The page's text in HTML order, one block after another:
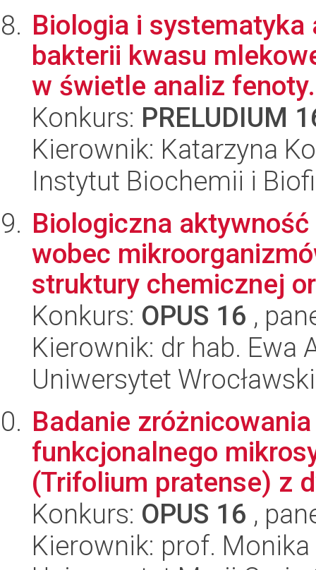
Biologia i
bakterii kwasu
w świetle analiz
Konkurs: PRELUDIUM
Kierownik: Katarzyna
Instytut Biochemii i
Biologiczna
wobec
struktury chemicznej
Konkurs: OPUS 16 ,
Kierownik: dr hab. Ewa
Uniwersytet
Badanie
funkcjonalnego
(Trifolium pratense) z
Konkurs: OPUS 16 ,
Kierownik: prof.